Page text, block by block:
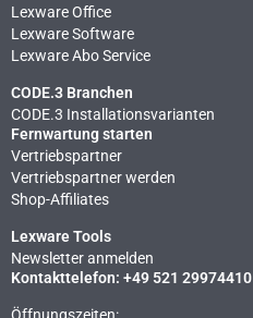
Lexware Office
Lexware Software
Lexware Abo Service
CODE.3 Branchen
CODE.3 Installationsvarianten
Fernwartung starten
Vertriebspartner
Vertriebspartner werden
Shop-Affiliates
Lexware Tools
Newsletter anmelden
Kontakttelefon: +49 521 29974410
Öffnungszeiten: